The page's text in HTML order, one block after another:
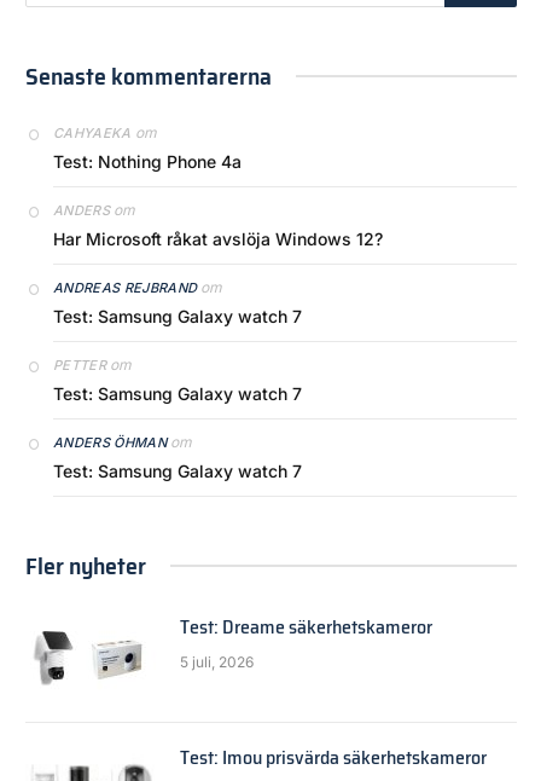
Senaste kommentarerna
CAHYAEKA om
Test: Nothing Phone 4a
ANDERSom
Har Microsoft råkat avslöja Windows 12?
ANDREAS REJBRANDom
Test: Samsung Galaxy watch 7
PETTERom
Test: Samsung Galaxy watch 7
ANDERS ÖHMANom
Test: Samsung Galaxy watch 7
Fler nyheter
Test: Dreame säkerhetskameror
5 juli, 2026
Test: Imou prisvärda säkerhetskameror